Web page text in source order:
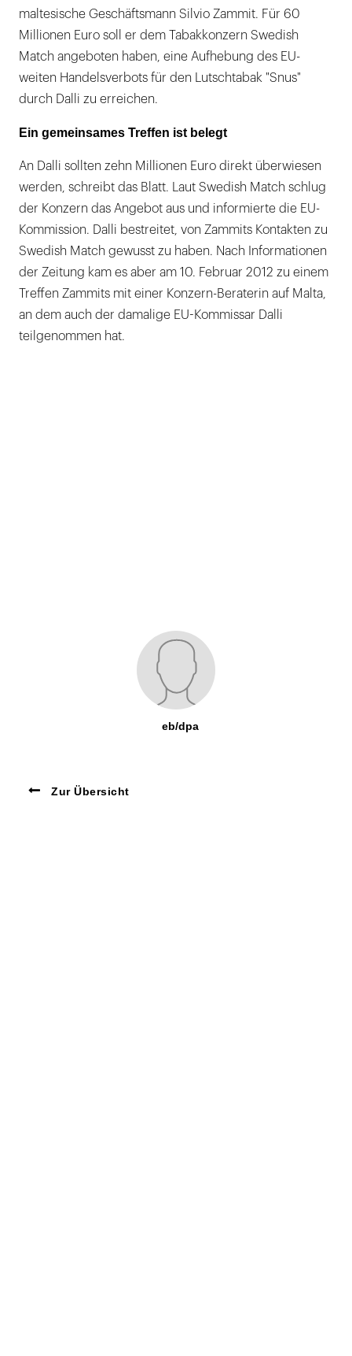
maltesische Geschäftsmann Silvio Zammit. Für 60
Millionen Euro soll er dem Tabakkonzern Swedish
Match angeboten haben, eine Aufhebung des EU-
weiten Handelsverbots für den Lutschtabak "Snus"
durch Dalli zu erreichen.
Ein gemeinsames Treffen ist belegt
An Dalli sollten zehn Millionen Euro direkt überwiesen
werden, schreibt das Blatt. Laut Swedish Match schlug
der Konzern das Angebot aus und informierte die EU-
Kommission. Dalli bestreitet, von Zammits Kontakten zu
Swedish Match gewusst zu haben. Nach Informationen
der Zeitung kam es aber am 10. Februar 2012 zu einem
Treffen Zammits mit einer Konzern-Beraterin auf Malta,
an dem auch der damalige EU-Kommissar Dalli
teilgenommen hat.
eb/dpa
Zur Übersicht